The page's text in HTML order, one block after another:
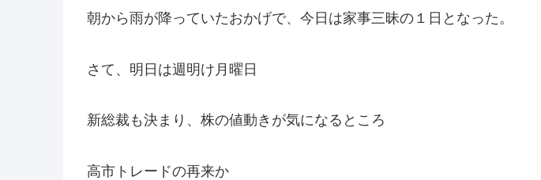
朝から雨が降っていたおかげで、今日は家事三昧の１日となった。
さて、明日は週明け月曜日
新総裁も決まり、株の値動きが気になるところ
高市トレードの再来か